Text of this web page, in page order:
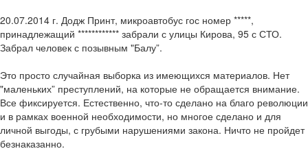
20.07.2014 г. Додж Принт, микроавтобус гос номер *****,
принадлежащий ************ забрали с улицы Кирова, 95 с СТО.
Забрал человек с позывным "Балу”.
Это просто случайная выборка из имеющихся материалов. Нет
"маленьких” преступлений, на которые не обращается внимание.
Все фиксируется. Естественно, что-то сделано на благо революции
и в рамках военной необходимости, но многое сделано и для
личной выгоды, с грубыми нарушениями закона. Ничто не пройдет
безнаказанно.